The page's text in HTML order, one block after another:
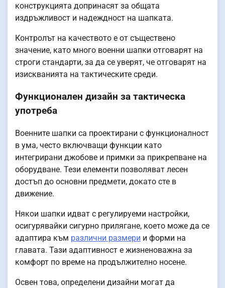
конструкцията допринасят за общата
издръжливост и надеждност на шапката.
Контролът на качеството е от съществено
значение, като много военни шапки отговарят на
строги стандарти, за да се уверят, че отговарят на
изискванията на тактическите среди.
Функционален дизайн за тактическа
употреба
Военните шапки са проектирани с функционалност
в ума, често включващи функции като
интегрирани джобове и примки за прикрепване на
оборудване. Тези елементи позволяват лесен
достъп до основни предмети, докато сте в
движение.
Някои шапки идват с регулируеми настройки,
осигурявайки сигурно прилягане, което може да се
адаптира към различни размери и форми на
главата. Тази адаптивност е жизненоважна за
комфорт по време на продължително носене.
Освен това, определени дизайни могат да